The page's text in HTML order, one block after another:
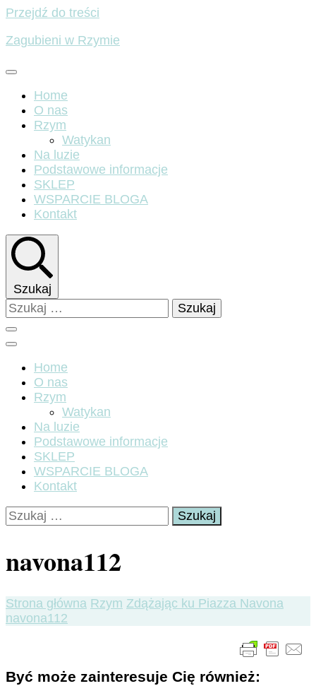
Przejdź do treści
Zagubieni w Rzymie
Home
O nas
Rzym
Watykan
Na luzie
Podstawowe informacje
SKLEP
WSPARCIE BLOGA
Kontakt
Szukaj
Szukaj:
Home
O nas
Rzym
Watykan
Na luzie
Podstawowe informacje
SKLEP
WSPARCIE BLOGA
Kontakt
Szukaj:
navona112
Strona główna Rzym Zdążając ku Piazza Navona
navona112
Być może zainteresuje Cię również: